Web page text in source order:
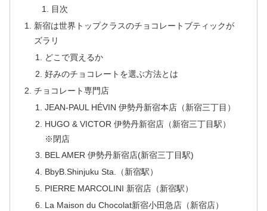
目次
新宿は世界トップクラスのチョコレートブティックが
ズラリ
どこで買えるか
好みのチョコレートを選ぶ方法とは
チョコレート専門店
JEAN-PAUL HÉVIN 伊勢丹新宿本店（新宿三丁目）
HUGO & VICTOR 伊勢丹新宿店（新宿三丁目駅）
※閉店
BEL AMER 伊勢丹新宿店(新宿三丁目駅)
BbyB.Shinjuku Sta.（新宿駅）
PIERRE MARCOLINI 新宿店（新宿駅）
La Maison du Chocolat新宿小田急店（新宿店）